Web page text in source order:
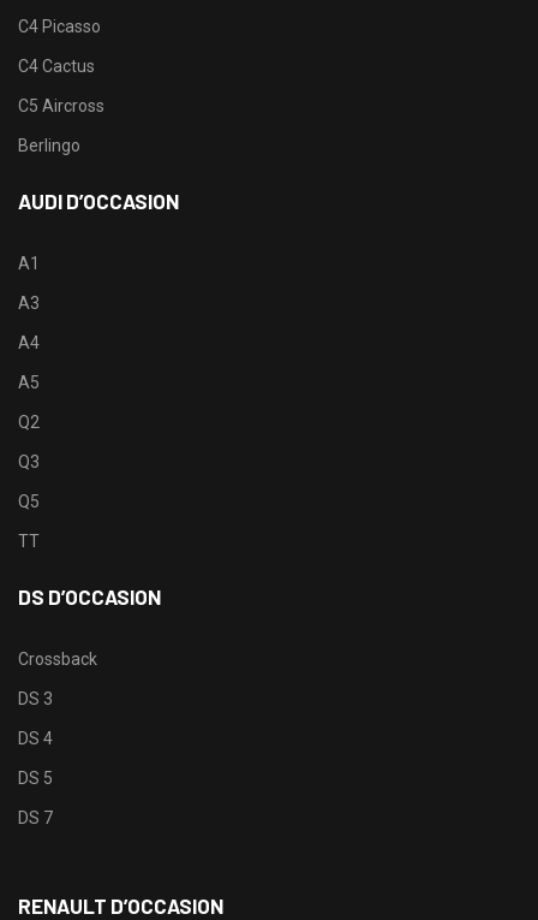
C4 Picasso
C4 Cactus
C5 Aircross
Berlingo
AUDI D’OCCASION
A1
A3
A4
A5
Q2
Q3
Q5
TT
DS D’OCCASION
Crossback
DS 3
DS 4
DS 5
DS 7
RENAULT D’OCCASION